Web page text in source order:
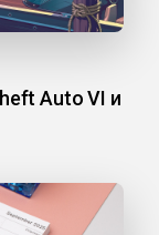
Auto VI и